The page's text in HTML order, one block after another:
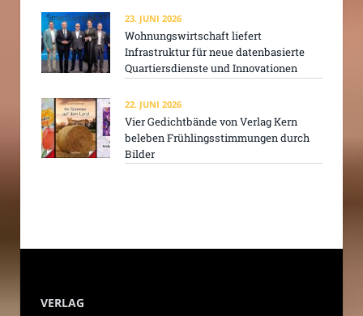
23. JUNI 2026
Wohnungswirtschaft liefert
Infrastruktur für neue datenbasierte
Quartiersdienste und Innovationen
22. JUNI 2026
Vier Gedichtbände von Verlag Kern
beleben Frühlingsstimmungen durch
Bilder
VERLAG